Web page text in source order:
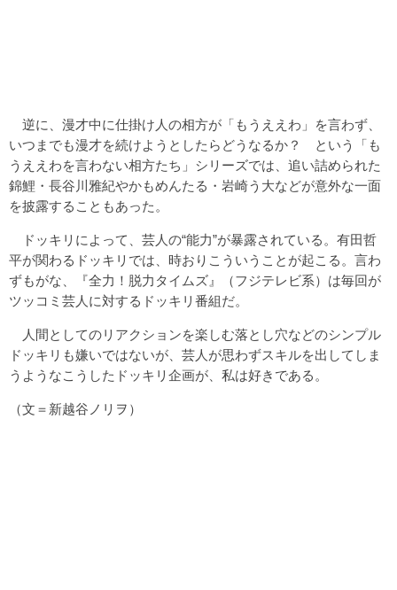
逆に、漫才中に仕掛け人の相方が「もうええわ」を言わず、
いつまでも漫才を続けようとしたらどうなるか？ という「も
うええわを言わない相方たち」シリーズでは、追い詰められた
錦鯉・長谷川雅紀やかもめんたる・岩崎う大などが意外な一面
を披露することもあった。
ドッキリによって、芸人の“能力”が暴露されている。有田哲
平が関わるドッキリでは、時おりこういうことが起こる。言わ
ずもがな、『全力！脱力タイムズ』（フジテレビ系）は毎回が
ツッコミ芸人に対するドッキリ番組だ。
人間としてのリアクションを楽しむ落とし穴などのシンプル
ドッキリも嫌いではないが、芸人が思わずスキルを出してしま
うようなこうしたドッキリ企画が、私は好きである。
（文＝新越谷ノリヲ）